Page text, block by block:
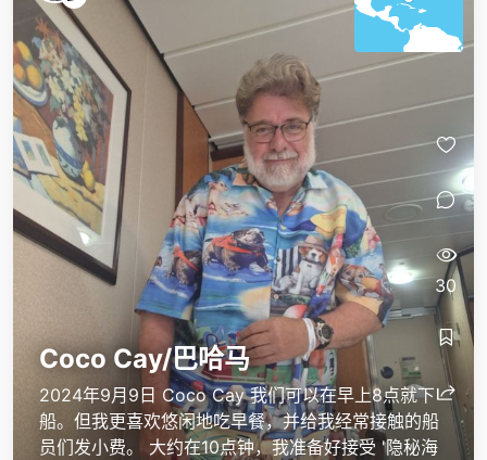
Coco Cay/巴哈马
2024年9月9日 Coco Cay 我们可以在早上8点就下
船。但我更喜欢悠闲地吃早餐，并给我经常接触的船
员们发小费。 大约在10点钟，我准备好接受 '隐秘海
30